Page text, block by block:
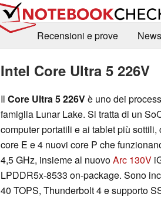
Recensioni e prove
News
Intel Core Ultra 5 226V
Il Core Ultra 5 226Vè uno dei
famiglia Lunar Lake. Si tratta di un
computer portatili e ai tablet più sottili,
core E e 4 nuovi core P che
4,5 GHz, insieme al nuovoArc 130V
LPDDR5x-8533 on-package. Sono
40 TOPS, Thunderbolt 4 e supporto